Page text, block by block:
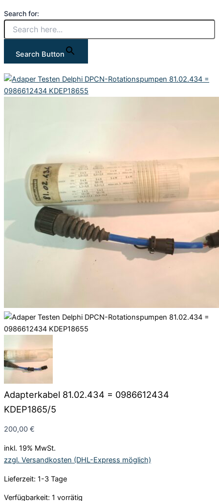
Search for:
Search Button
Adapterkabel 81.02.434 = 0986612434
KDEP1865/5
200,00 €
inkl. 19% MwSt.
zzgl. Versandkosten (DHL-Express möglich)
Lieferzeit: 1-3 Tage
Verfügbarkeit: 1 vorrätig